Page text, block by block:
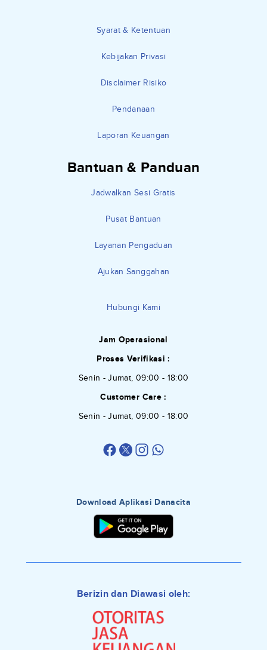
Syarat & Ketentuan
Kebijakan Privasi
Disclaimer Risiko
Pendanaan
Laporan Keuangan
Bantuan & Panduan
Jadwalkan Sesi Gratis
Pusat Bantuan
Layanan Pengaduan
Ajukan Sanggahan
Hubungi Kami
Jam Operasional
Proses Verifikasi :
Senin - Jumat, 09:00 - 18:00
Customer Care :
Senin - Jumat, 09:00 - 18:00
Download Aplikasi Danacita
Berizin dan Diawasi oleh: